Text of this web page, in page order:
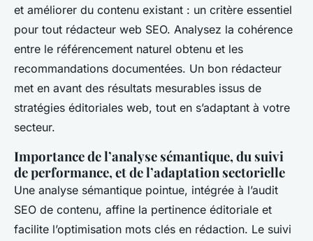
et améliorer du contenu existant : un critère essentiel
pour tout rédacteur web SEO. Analysez la cohérence
entre le référencement naturel obtenu et les
recommandations documentées. Un bon rédacteur
met en avant des résultats mesurables issus de
stratégies éditoriales web, tout en s’adaptant à votre
secteur.
Importance de l’analyse sémantique, du suivi
de performance, et de l’adaptation sectorielle
Une analyse sémantique pointue, intégrée à l’audit
SEO de contenu, affine la pertinence éditoriale et
facilite l’optimisation mots clés en rédaction. Le suivi